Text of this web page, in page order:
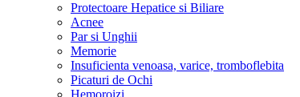
Protectoare Hepatice si Biliare
Acnee
Par si Unghii
Memorie
Insuficienta venoasa, varice, tromboflebita
Picaturi de Ochi
Hemoroizi